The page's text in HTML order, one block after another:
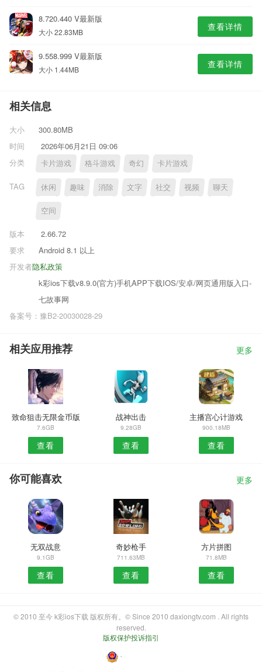
8.720.440 V最新版
大小 22.83MB 查看详情
9.558.999 V最新版
大小 1.44MB 查看详情
相关信息
大小
300.80MB
时间
2026年06月21日 09:06
分类
卡片游戏 格斗游戏 奇幻 卡片游戏
TAG 休闲 趣味 消除 文字 社交 视频 聊天
空间
版本
2.66.72
要求
Android 8.1 以上
隐私政策
开发者
k彩ios下载v8.9.0(官方)手机APP下载IOS/安卓/网页通用版入口-
七故事网
备案号：豫B2-20030028-29
相关应用推荐 更多
致命狙击无限金币版
7.6GB
查看
战神出击
9.28GB
查看
主播宫心计游戏
900.18MB
查看
你可能喜欢 更多
无双战意
9.1GB
查看
奇妙枪手
711.63MB
查看
方片拼图
71.8MB
查看
© 2010 至今 k彩ios下载 版权所有。© Since 2010 daxiongtv.com . All rights
reserved.
版权保护投诉指引
・